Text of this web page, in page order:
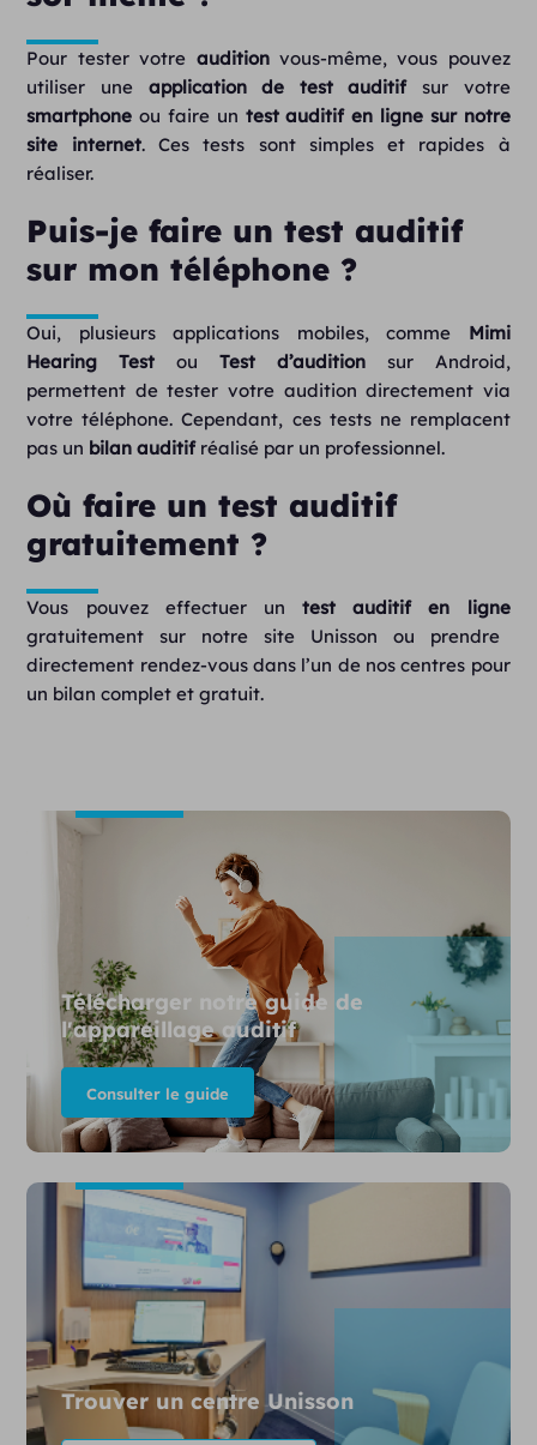
Pour tester votre auditionvous-même, vous pouvez
utiliser une application de test auditifsur votre
smartphone ou faire un test auditif en ligne sur notre
site internet. Ces tests sont simples et rapides à
réaliser.
Puis-je faire un test auditif
sur mon téléphone ?
Oui, plusieurs applications mobiles, comme Mimi
Hearing Test ouTest d’auditionsur Android,
permettent de tester votre audition directement via
votre téléphone. Cependant, ces tests ne remplacent
pas un bilan auditifréalisé par un professionnel.
Où faire un test auditif
gratuitement ?
Vous pouvez effectuer untest auditif en ligne
gratuitement sur notre site
Unisson ou prendre
directement rendez-vous dans l’un de nos centres pour
un bilan complet et gratuit.
Télécharger notre guide de
l'appareillage auditif
Consulter le guide
Trouver un centre Unisson